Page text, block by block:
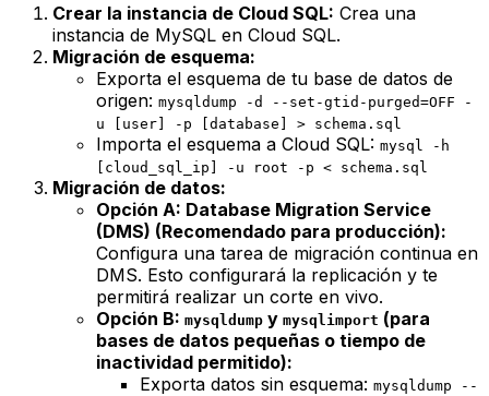
Crear la instancia de Cloud SQL: Crea una
instancia de MySQL en Cloud SQL.
Migración de esquema:
Exporta el esquema de tu base de datos de
origen: mysqldump -d --set-gtid-purged=OFF -
u [user] -p [database] > schema.sql
Importa el esquema a Cloud SQL: mysql -h
[cloud_sql_ip] -u root -p < schema.sql
Migración de datos:
Opción A: Database Migration Service
(DMS) (Recomendado para producción):
Configura una tarea de migración continua en
DMS. Esto configurará la replicación y te
permitirá realizar un corte en vivo.
Opción B: mysqldump y mysqlimport (para
bases de datos pequeñas o tiempo de
inactividad permitido):
Exporta datos sin esquema: mysqldump --